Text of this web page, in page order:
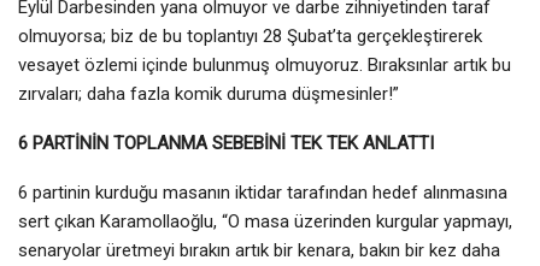
Eylül Darbesinden yana olmuyor ve darbe zihniyetinden taraf
olmuyorsa; biz de bu toplantıyı 28 Şubat’ta gerçekleştirerek
vesayet özlemi içinde bulunmuş olmuyoruz. Bıraksınlar artık bu
zırvaları; daha fazla komik duruma düşmesinler!”
6 PARTİNİN TOPLANMA SEBEBİNİ TEK TEK ANLATTI
6 partinin kurduğu masanın iktidar tarafından hedef alınmasına
sert çıkan Karamollaoğlu, “O masa üzerinden kurgular yapmayı,
senaryolar üretmeyi bırakın artık bir kenara, bakın bir kez daha